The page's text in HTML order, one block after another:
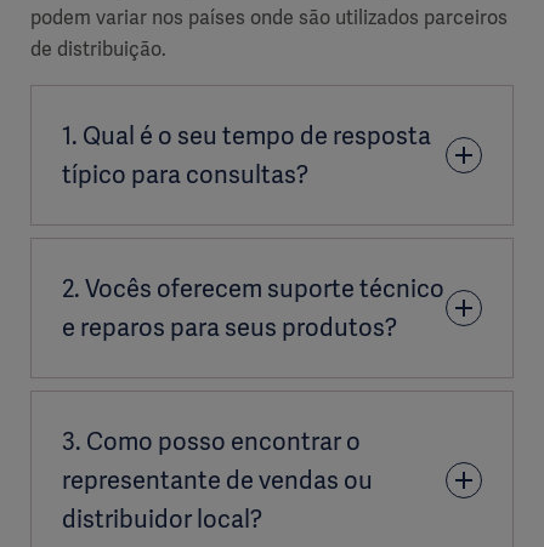
podem variar nos países onde são utilizados parceiros
de distribuição.
1. Qual é o seu tempo de resposta
típico para consultas?
consultas o mais rápido possível, normalmente
dentro de 2 ou 3 dias úteis. Os tempos de resposta
localização. Para obter o prazo mais preciso, entre
2. Vocês oferecem suporte técnico
e reparos para seus produtos?
nossas áreas de produtos. O suporte está
disponível por meio de vários canais, dependendo
da sua região e do contrato de serviço:
3. Como posso encontrar o
representante de vendas ou
distribuidor local?